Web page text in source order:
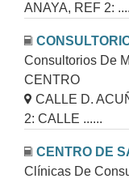
ANAYA, REF 2:
Consultorios De
CENTRO
CALLE D.
2: CALLE ......
CENTRO DE
Clínicas De